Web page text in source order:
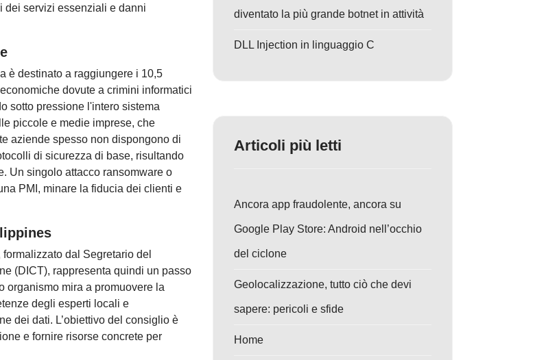
dei servizi essenziali e danni
è destinato a raggiungere i 10,5
dovute a crimini informatici
sotto pressione l'intero sistema
piccole e medie imprese, che
aziende spesso non dispongono di
di sicurezza di base, risultando
Un singolo attacco ransomware o
PMI, minare la fiducia dei clienti e
dal Segretario del
(DICT), rappresenta quindi un passo
organismo mira a promuovere la
degli esperti locali e
dei dati. L’obiettivo del consiglio è
e fornire risorse concrete per
diventato la più grande botnet in attività
DLL Injection in linguaggio C
Articoli più letti
Ancora app fraudolente, ancora su
Google Play Store: Android nell’occhio
del ciclone
Geolocalizzazione, tutto ciò che devi
sapere: pericoli e sfide
Home